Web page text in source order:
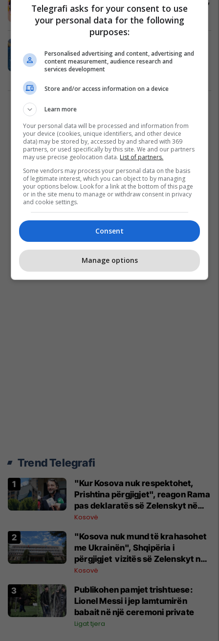
nis “Prishtina Gastronomy Festival”
Muzikë 21/07/2022
biletat “Early Bird” të Festivalit të
Gastronomisë
Trend Telegrafi
"Kur Kosova nuk respektohet,
Prishtina përgjigjet", reagon Rama
pas deklaratës së Zelenskyt në
Beograd
Kosovë
"Kosova nuk mund të krahasohet
me Ukrainën", Shqipëria i
përgjigjet vizitës së Zelenskyt në
Serbi
Kosovë
Publikohen pamjet trishtuese:
Lionel Messi i jep lamtumirën
babait në një ceremoni private
Ligat tjera
Telegrafi asks for your consent to use
your personal data for the following
purposes:
Personalised advertising and content, advertising and
content measurement, audience research and
services development
Store and/or access information on a device
Learn more
Your personal data will be processed and information from
your device (cookies, unique identifiers, and other device
data) may be stored by, accessed by and shared with 369
partners, or used specifically by this site. We and our partners
may use precise geolocation data. List of partners.
Some vendors may process your personal data on the basis
of legitimate interest, which you can object to by managing
your options below. Look for a link at the bottom of this page
or in the site menu to manage or withdraw consent in privacy
and cookie settings.
Consent
Manage options